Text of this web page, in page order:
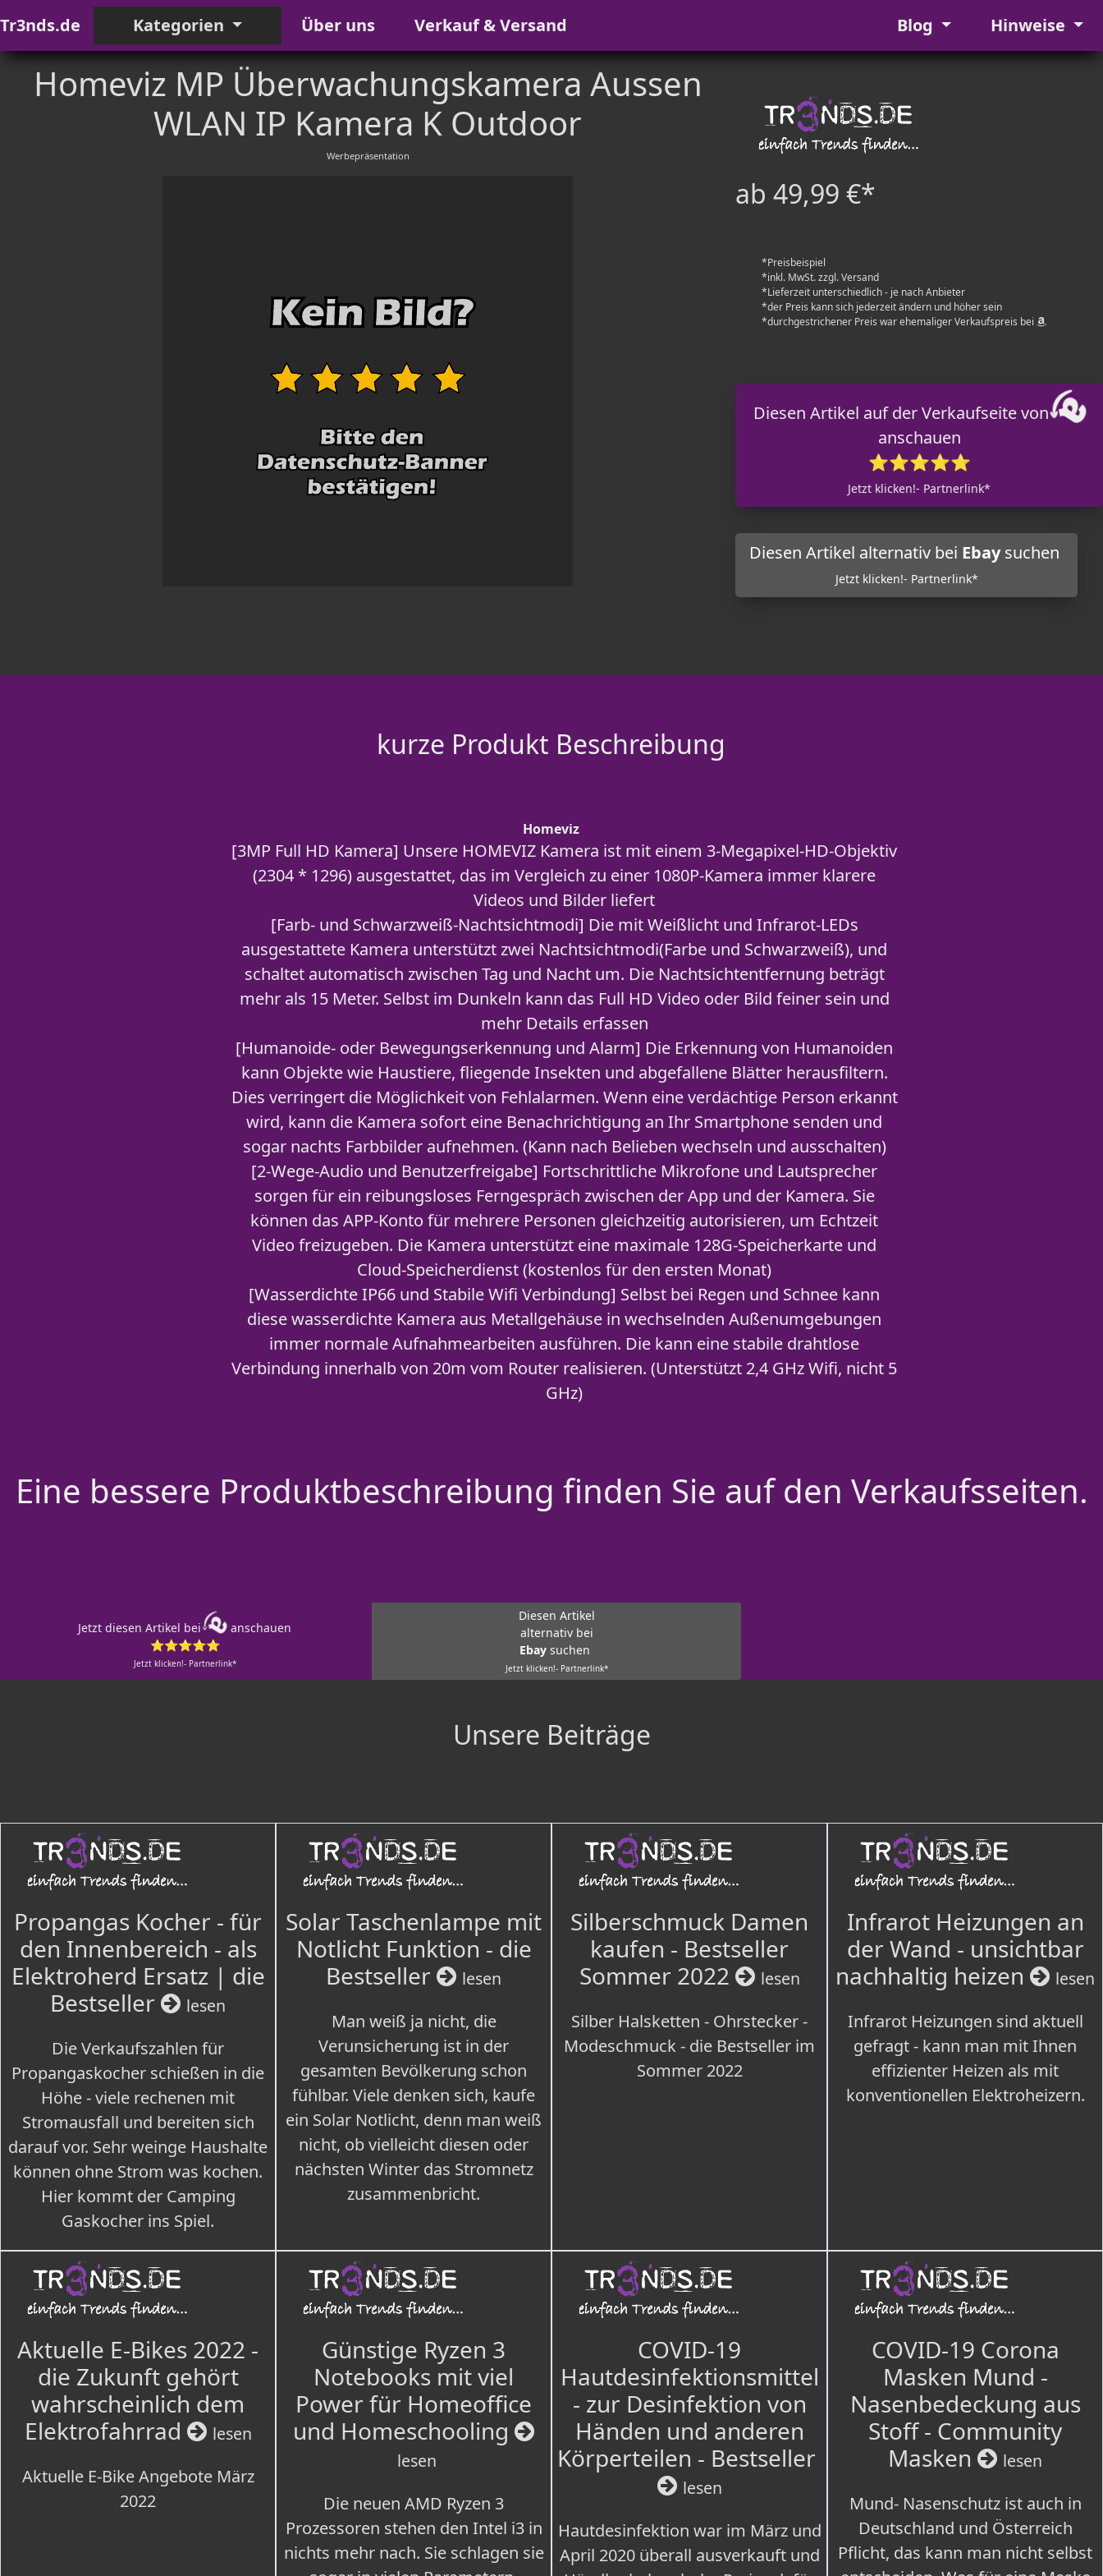
Tr3nds.de Kategorien Über uns Verkauf & Versand Blog Hinweise
Homeviz MP Überwachungskamera Aussen
WLAN IP Kamera K Outdoor
Werbepräsentation
ab 49,99 €*
*Preisbeispiel
*inkl. MwSt. zzgl. Versand
*Lieferzeit unterschiedlich - je nach Anbieter
*der Preis kann sich jederzeit ändern und höher sein
*durchgestrichener Preis war ehemaliger Verkaufspreis bei
Diesen Artikel auf der Verkaufseite von
anschauen
⭐⭐⭐⭐⭐
Jetzt klicken!- Partnerlink*
Diesen Artikel alternativ bei Ebaysuchen
Jetzt klicken!- Partnerlink*
kurze Produkt Beschreibung
Homeviz
[3MP Full HD Kamera] Unsere HOMEVIZ Kamera ist mit einem 3-Megapixel-HD-Objektiv
(2304 * 1296) ausgestattet, das im Vergleich zu einer 1080P-Kamera immer klarere
Videos und Bilder liefert
[Farb- und Schwarzweiß-Nachtsichtmodi] Die mit Weißlicht und Infrarot-LEDs
ausgestattete Kamera unterstützt zwei Nachtsichtmodi(Farbe und Schwarzweiß), und
schaltet automatisch zwischen Tag und Nacht um. Die Nachtsichtentfernung beträgt
mehr als 15 Meter. Selbst im Dunkeln kann das Full HD Video oder Bild feiner sein und
mehr Details erfassen
[Humanoide- oder Bewegungserkennung und Alarm] Die Erkennung von Humanoiden
kann Objekte wie Haustiere, fliegende Insekten und abgefallene Blätter herausfiltern.
Dies verringert die Möglichkeit von Fehlalarmen. Wenn eine verdächtige Person erkannt
wird, kann die Kamera sofort eine Benachrichtigung an Ihr Smartphone senden und
sogar nachts Farbbilder aufnehmen. (Kann nach Belieben wechseln und ausschalten)
[2-Wege-Audio und Benutzerfreigabe] Fortschrittliche Mikrofone und Lautsprecher
sorgen für ein reibungsloses Ferngespräch zwischen der App und der Kamera. Sie
können das APP-Konto für mehrere Personen gleichzeitig autorisieren, um Echtzeit
Video freizugeben. Die Kamera unterstützt eine maximale 128G-Speicherkarte und
Cloud-Speicherdienst (kostenlos für den ersten Monat)
[Wasserdichte IP66 und Stabile Wifi Verbindung] Selbst bei Regen und Schnee kann
diese wasserdichte Kamera aus Metallgehäuse in wechselnden Außenumgebungen
immer normale Aufnahmearbeiten ausführen. Die kann eine stabile drahtlose
Verbindung innerhalb von 20m vom Router realisieren. (Unterstützt 2,4 GHz Wifi, nicht 5
GHz)
Eine bessere Produktbeschreibung finden Sie auf den Verkaufsseiten.
Jetzt diesen Artikel bei
anschauen
⭐⭐⭐⭐⭐
Jetzt klicken!- Partnerlink*
Diesen Artikel
alternativ bei
Ebay suchen
Jetzt klicken!- Partnerlink*
Unsere Beiträge
Propangas Kocher - für
den Innenbereich - als
Elektroherd Ersatz | die
Bestseller
lesen
Die Verkaufszahlen für
Propangaskocher schießen in die
Höhe - viele rechenen mit
Stromausfall und bereiten sich
darauf vor. Sehr weinge Haushalte
können ohne Strom was kochen.
Hier kommt der Camping
Gaskocher ins Spiel.
Solar Taschenlampe mit
Notlicht Funktion - die
Bestseller
lesen
Man weiß ja nicht, die
Verunsicherung ist in der
gesamten Bevölkerung schon
fühlbar. Viele denken sich, kaufe
ein Solar Notlicht, denn man weiß
nicht, ob vielleicht diesen oder
nächsten Winter das Stromnetz
zusammenbricht.
Silberschmuck Damen
kaufen - Bestseller
Sommer 2022
lesen
Silber Halsketten - Ohrstecker -
Modeschmuck - die Bestseller im
Sommer 2022
Infrarot Heizungen an
der Wand - unsichtbar
nachhaltig heizen
lesen
Infrarot Heizungen sind aktuell
gefragt - kann man mit Ihnen
effizienter Heizen als mit
konventionellen Elektroheizern.
Aktuelle E-Bikes 2022 -
die Zukunft gehört
wahrscheinlich dem
Elektrofahrrad
lesen
Aktuelle E-Bike Angebote März
2022
Günstige Ryzen 3
Notebooks mit viel
Power für Homeoffice
und Homeschooling
lesen
Die neuen AMD Ryzen 3
Prozessoren stehen den Intel i3 in
nichts mehr nach. Sie schlagen sie
COVID-19
Hautdesinfektionsmittel
- zur Desinfektion von
Händen und anderen
Körperteilen - Bestseller
lesen
Hautdesinfektion war im März und
April 2020 überall ausverkauft und
COVID-19 Corona
Masken Mund -
Nasenbedeckung aus
Stoff - Community
Masken
lesen
Mund- Nasenschutz ist auch in
Deutschland und Österreich
Pflicht, das kann man nicht selbst